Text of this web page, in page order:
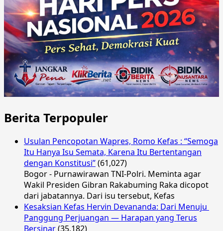
Berita Terpopuler
Usulan Pencopotan Wapres, Romo Kefas : “Semoga
Itu Hanya Isu Semata, Karena Itu Bertentangan
dengan Konstitusi”(61,027)
Bogor - Purnawirawan TNI-Polri. Meminta agar
Wakil Presiden Gibran Rakabuming Raka dicopot
dari jabatannya. Dari isu tersebut, Kefas
Kesaksian Kefas Hervin Devananda: Dari Menuju
Panggung Perjuangan — Harapan yang Terus
Bersinar(35,182)